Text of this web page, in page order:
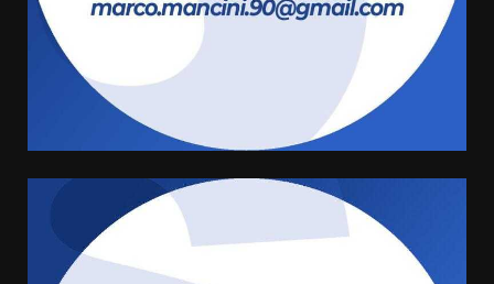
Savelletri in festa, domani sera
grande spettacolo con Uccio De
Santis
Sostenibile: premiati gli studenti
universitari del bando “La strada
giusta”
8 Agosto 2026 07:15